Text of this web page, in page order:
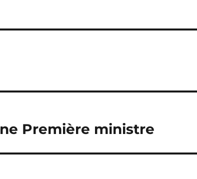
Première ministre